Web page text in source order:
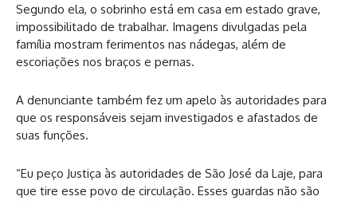
Segundo ela, o sobrinho está em casa em estado grave,
impossibilitado de trabalhar. Imagens divulgadas pela
família mostram ferimentos nas nádegas, além de
escoriações nos braços e pernas.
A denunciante também fez um apelo às autoridades para
que os responsáveis sejam investigados e afastados de
suas funções.
“Eu peço Justiça às autoridades de São José da Laje, para
que tire esse povo de circulação. Esses guardas não são